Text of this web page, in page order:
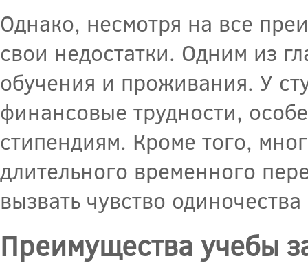
Однако, несмотря на все
свои недостатки. Одним из
обучения и проживания. У
финансовые трудности,
стипендиям. Кроме того,
длительного временного
вызвать чувство
Преимущества учебы